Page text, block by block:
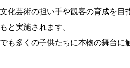
化芸術の担い手や観客の育成を目
と実施されます。
も多くの子供たちに本物の舞台